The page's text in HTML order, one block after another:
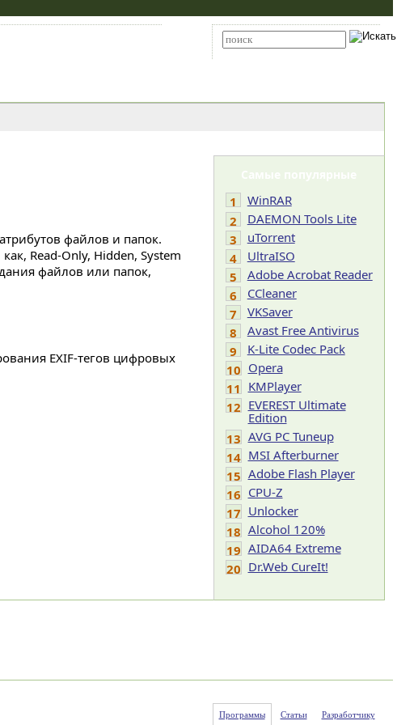
файлов и папок.
Read-Only, Hidden, System
файлов или папок,
EXIF-тегов цифровых
Самые популярные
1
WinRAR
2
DAEMON Tools Lite
3
uTorrent
4
UltraISO
5
Adobe Acrobat Reader
6
CCleaner
7
VKSaver
8
Avast Free Antivirus
9
K-Lite Codec Pack
10 Opera
11 KMPlayer
12 EVEREST Ultimate
Edition
13 AVG PC Tuneup
14 MSI Afterburner
15 Adobe Flash Player
16 CPU-Z
17 Unlocker
18 Alcohol 120%
19 AIDA64 Extreme
20 Dr.Web CureIt!
Программы Статьи Разработчику